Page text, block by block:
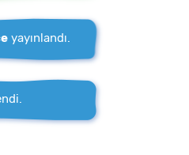
yayınlandı.